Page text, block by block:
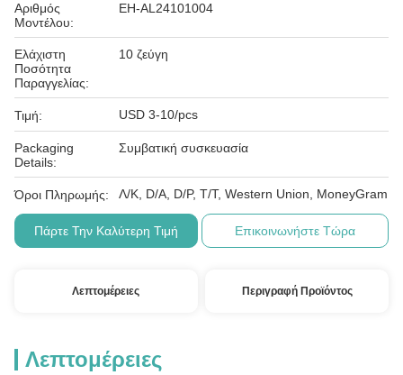
Αριθμός
Μοντέλου:
EH-AL24101004
Ελάχιστη
Ποσότητα
Παραγγελίας:
10 ζεύγη
Τιμή: USD 3-10/pcs
Packaging
Details:
Συμβατική συσκευασία
Όροι Πληρωμής: Λ/Κ, D/A, D/P, T/T, Western Union, MoneyGram
Πάρτε Την Καλύτερη Τιμή Επικοινωνήστε Τώρα
Λεπτομέρειες Περιγραφή Προϊόντος
Λεπτομέρειες